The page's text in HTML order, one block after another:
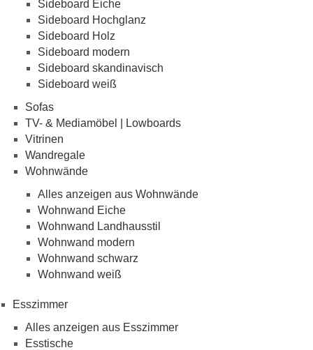
Sideboard Eiche
Sideboard Hochglanz
Sideboard Holz
Sideboard modern
Sideboard skandinavisch
Sideboard weiß
Sofas
TV- & Mediamöbel | Lowboards
Vitrinen
Wandregale
Wohnwände
Alles anzeigen aus Wohnwände
Wohnwand Eiche
Wohnwand Landhausstil
Wohnwand modern
Wohnwand schwarz
Wohnwand weiß
Esszimmer
Alles anzeigen aus Esszimmer
Esstische